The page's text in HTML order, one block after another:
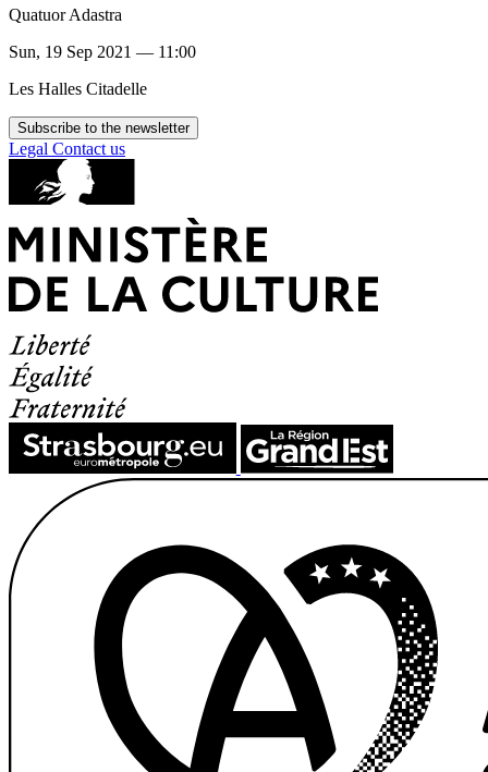
Quatuor Adastra
Sun, 19 Sep 2021 — 11:00
Les Halles Citadelle
Subscribe to the newsletter
Legal Contact us